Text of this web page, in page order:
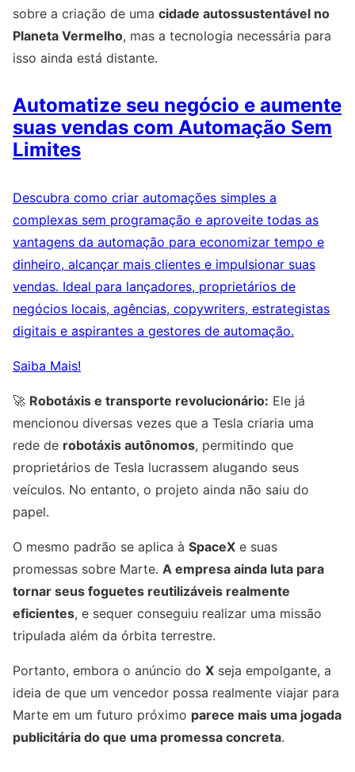
sobre a criação de uma cidade autossustentável no
Planeta Vermelho, mas a tecnologia necessária para
isso ainda está distante.
Automatize seu negócio e aumente
suas vendas com Automação Sem
Limites
Descubra como criar automações simples a
complexas sem programação e aproveite todas as
vantagens da automação para economizar tempo e
dinheiro, alcançar mais clientes e impulsionar suas
vendas. Ideal para lançadores, proprietários de
negócios locais, agências, copywriters, estrategistas
digitais e aspirantes a gestores de automação.
Saiba Mais!
🚀 Robotáxis e transporte revolucionário: Ele já
mencionou diversas vezes que a Tesla criaria uma
rede de robotáxis autônomos, permitindo que
proprietários de Tesla lucrassem alugando seus
veículos. No entanto, o projeto ainda não saiu do
papel.
O mesmo padrão se aplica à SpaceX e suas
promessas sobre Marte. A empresa ainda luta para
tornar seus foguetes reutilizáveis realmente
eficientes, e sequer conseguiu realizar uma missão
tripulada além da órbita terrestre.
Portanto, embora o anúncio do X seja empolgante, a
ideia de que um vencedor possa realmente viajar para
Marte em um futuro próximo parece mais uma jogada
publicitária do que uma promessa concreta.